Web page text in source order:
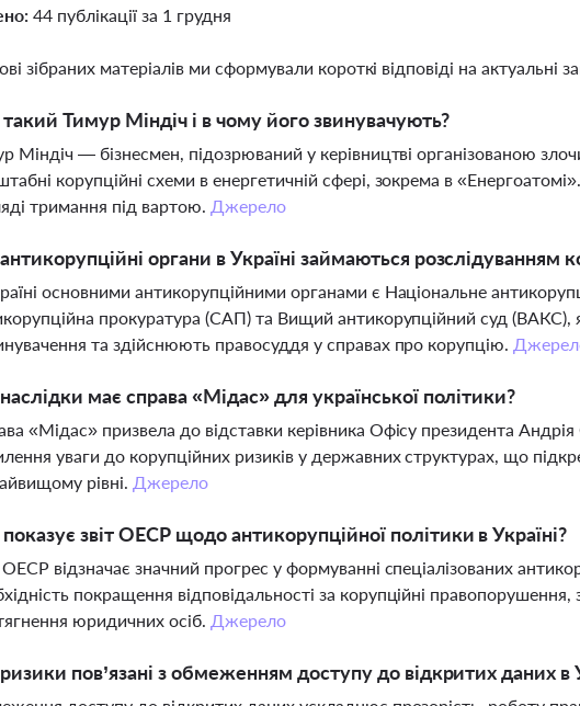
44 публікації за 1 грудня
зібраних матеріалів ми сформували короткі відповіді на актуальні
Тимур Міндіч і в чому його звинувачують?
Міндіч — бізнесмен, підозрюваний у керівництві організованою
корупційні схеми в енергетичній сфері, зокрема в
тримання під вартою. Джерело
органи в Україні займаються розслідуванням
основними антикорупційними органами є Національне
прокуратура (САП) та Вищий антикорупційний суд (ВАКС),
та здійснюють правосуддя у справах про корупцію.
має справа «Мідас» для української політики?
«Мідас» призвела до відставки керівника Офісу президента
уваги до корупційних ризиків у державних структурах, що
рівні. Джерело
звіт ОЕСР щодо антикорупційної політики в Україні?
ОЕСР відзначає значний прогрес у формуванні спеціалізованих
покращення відповідальності за корупційні правопорушення,
юридичних осіб. Джерело
пов’язані з обмеженням доступу до відкритих даних в